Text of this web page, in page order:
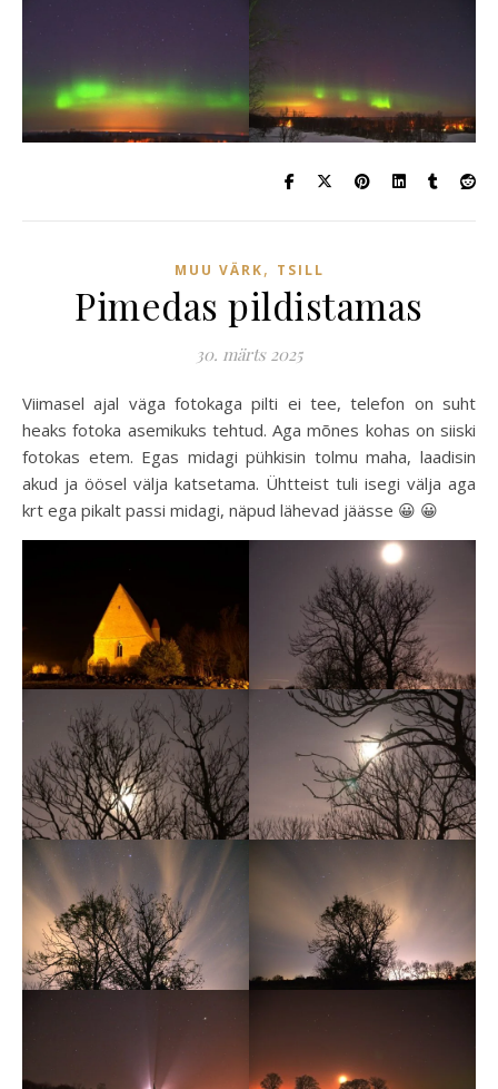
MUU VÄRK, TSILL
Pimedas pildistamas
30. märts 2025
Viimasel ajal väga fotokaga pilti ei tee, telefon on suht
heaks fotoka asemikuks tehtud. Aga mõnes kohas on siiski
fotokas etem. Egas midagi pühkisin tolmu maha, laadisin
akud ja öösel välja katsetama. Ühtteist tuli isegi välja aga
krt ega pikalt passi midagi, näpud lähevad jäässe 😀 😀